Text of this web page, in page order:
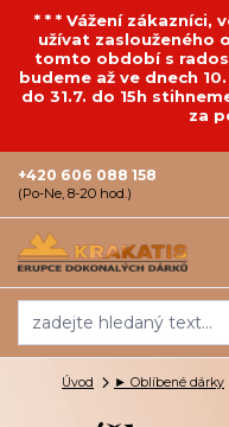
* * * Vážení zákazníci,
užívat zaslouženého
tomto období s
budeme až ve dnech
do 31.7. do 15h
za
+420 606 088 158
(Po-Ne, 8-20 hod.)
Úvod ► Oblíbené dárky